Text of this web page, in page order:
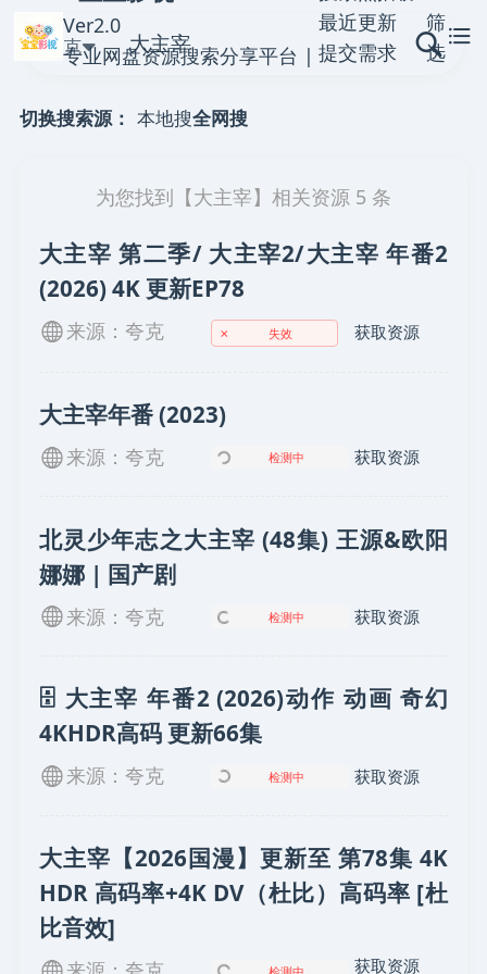
Ver2.0
专业网盘资源搜索分享平台 |
最近更新
提交需求
筛
选
夸克
切换搜索源： 本地搜全网搜
为您找到【大主宰】相关资源 5 条
大主宰 第二季/ 大主宰2/大主宰 年番2
(2026) 4K 更新EP78
来源：夸克 ✗ 失效 获取资源
大主宰年番 (2023)
来源：夸克 检测中 获取资源
北灵少年志之大主宰 (48集) 王源&欧阳
娜娜 | 国产剧
来源：夸克 检测中 获取资源
🗄 大主宰 年番2 (2026)动作 动画 奇幻
4KHDR高码 更新66集
来源：夸克 检测中 获取资源
大主宰【2026国漫】更新至 第78集 4K
HDR 高码率+4K DV（杜比）高码率 [杜
比音效]
获取资源